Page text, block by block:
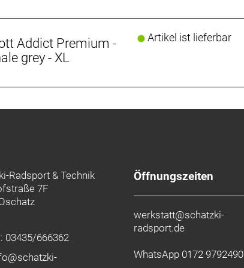
7,4 kg
Gesamtgewicht: 120 kg
Addict Premium -
grey - XL
Artikel ist lieferbar
Radsport & Technik
7F
03435/666362
Öffnungszeiten
werkstatt@schatzki-
radsport.de
WhatsApp 0172 9792490